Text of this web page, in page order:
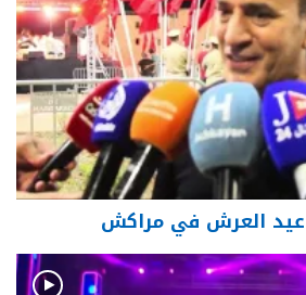
العرش في مراكش